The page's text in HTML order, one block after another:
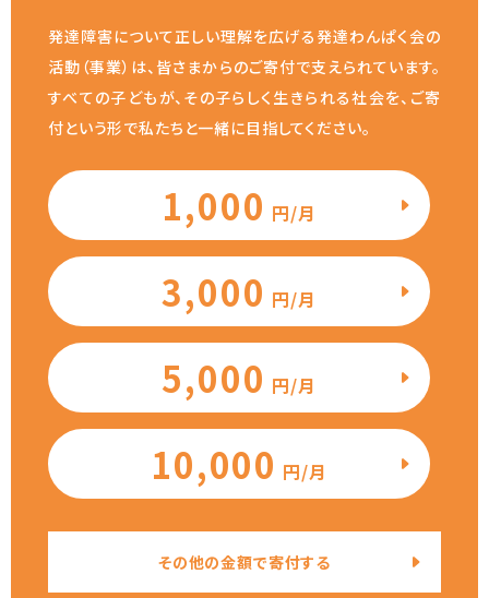
発達障害について正しい理解を広げる発達わんぱく会の
活動（事業）は、皆さまからのご寄付で支えられています。
すべての子どもが、その子らしく生きられる社会を、ご寄
付という形で私たちと一緒に目指してください。
1,000 円/月
3,000 円/月
5,000 円/月
10,000 円/月
その他の金額で寄付する